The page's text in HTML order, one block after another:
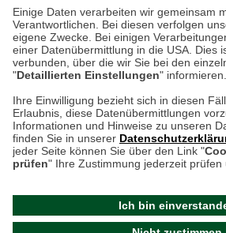
Einige Daten verarbeiten wir gemeinsam
Verantwortlichen. Bei diesen verfolgen
eigene Zwecke. Bei einigen
einer Datenübermittlung in die USA. Dies
verbunden, über die wir Sie bei den
"Detaillierten Einstellungen" informieren.
Ihre Einwilligung bezieht sich in diesen
Erlaubnis, diese Datenübermittlungen
Informationen und Hinweise zu unseren
finden Sie in unserer
jeder Seite können Sie über den Link "
prüfen" Ihre Zustimmung jederzeit prüfen
Ich bin
Kontakt
Umwelt und
Zur Echtheit von Bewertungen
Barrierefreiheit unserer
am 07.08.2026 um
2024 THE BRITISH
Cookie-Einstellungen in Ihrem
ACHTUNG!
Ihr Browser speichert aktuell keine
Leider können Sie in diesem Fall
Bitte stellen Sie sicher, dass Ihr